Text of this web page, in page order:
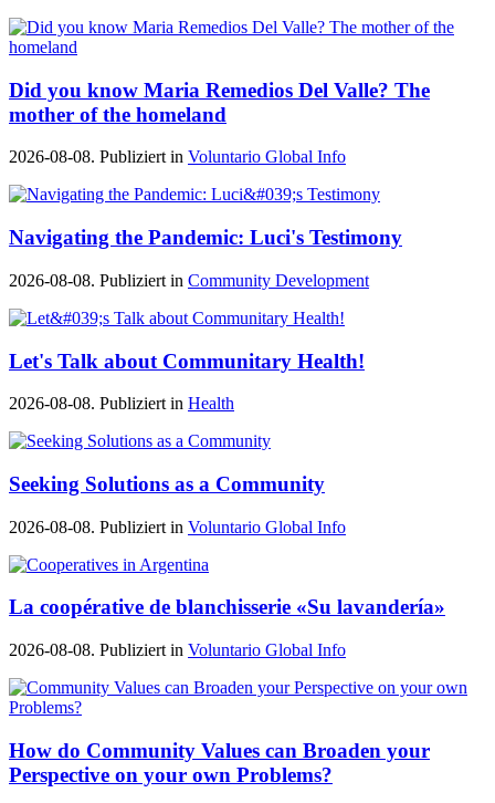
Did you know Maria Remedios Del Valle? The
mother of the homeland
2026-08-08. Publiziert in Voluntario Global Info
Navigating the Pandemic: Luci's Testimony
2026-08-08. Publiziert in Community Development
Let's Talk about Communitary Health!
2026-08-08. Publiziert in Health
Seeking Solutions as a Community
2026-08-08. Publiziert in Voluntario Global Info
La coopérative de blanchisserie «Su lavandería»
2026-08-08. Publiziert in Voluntario Global Info
How do Community Values can Broaden your
Perspective on your own Problems?